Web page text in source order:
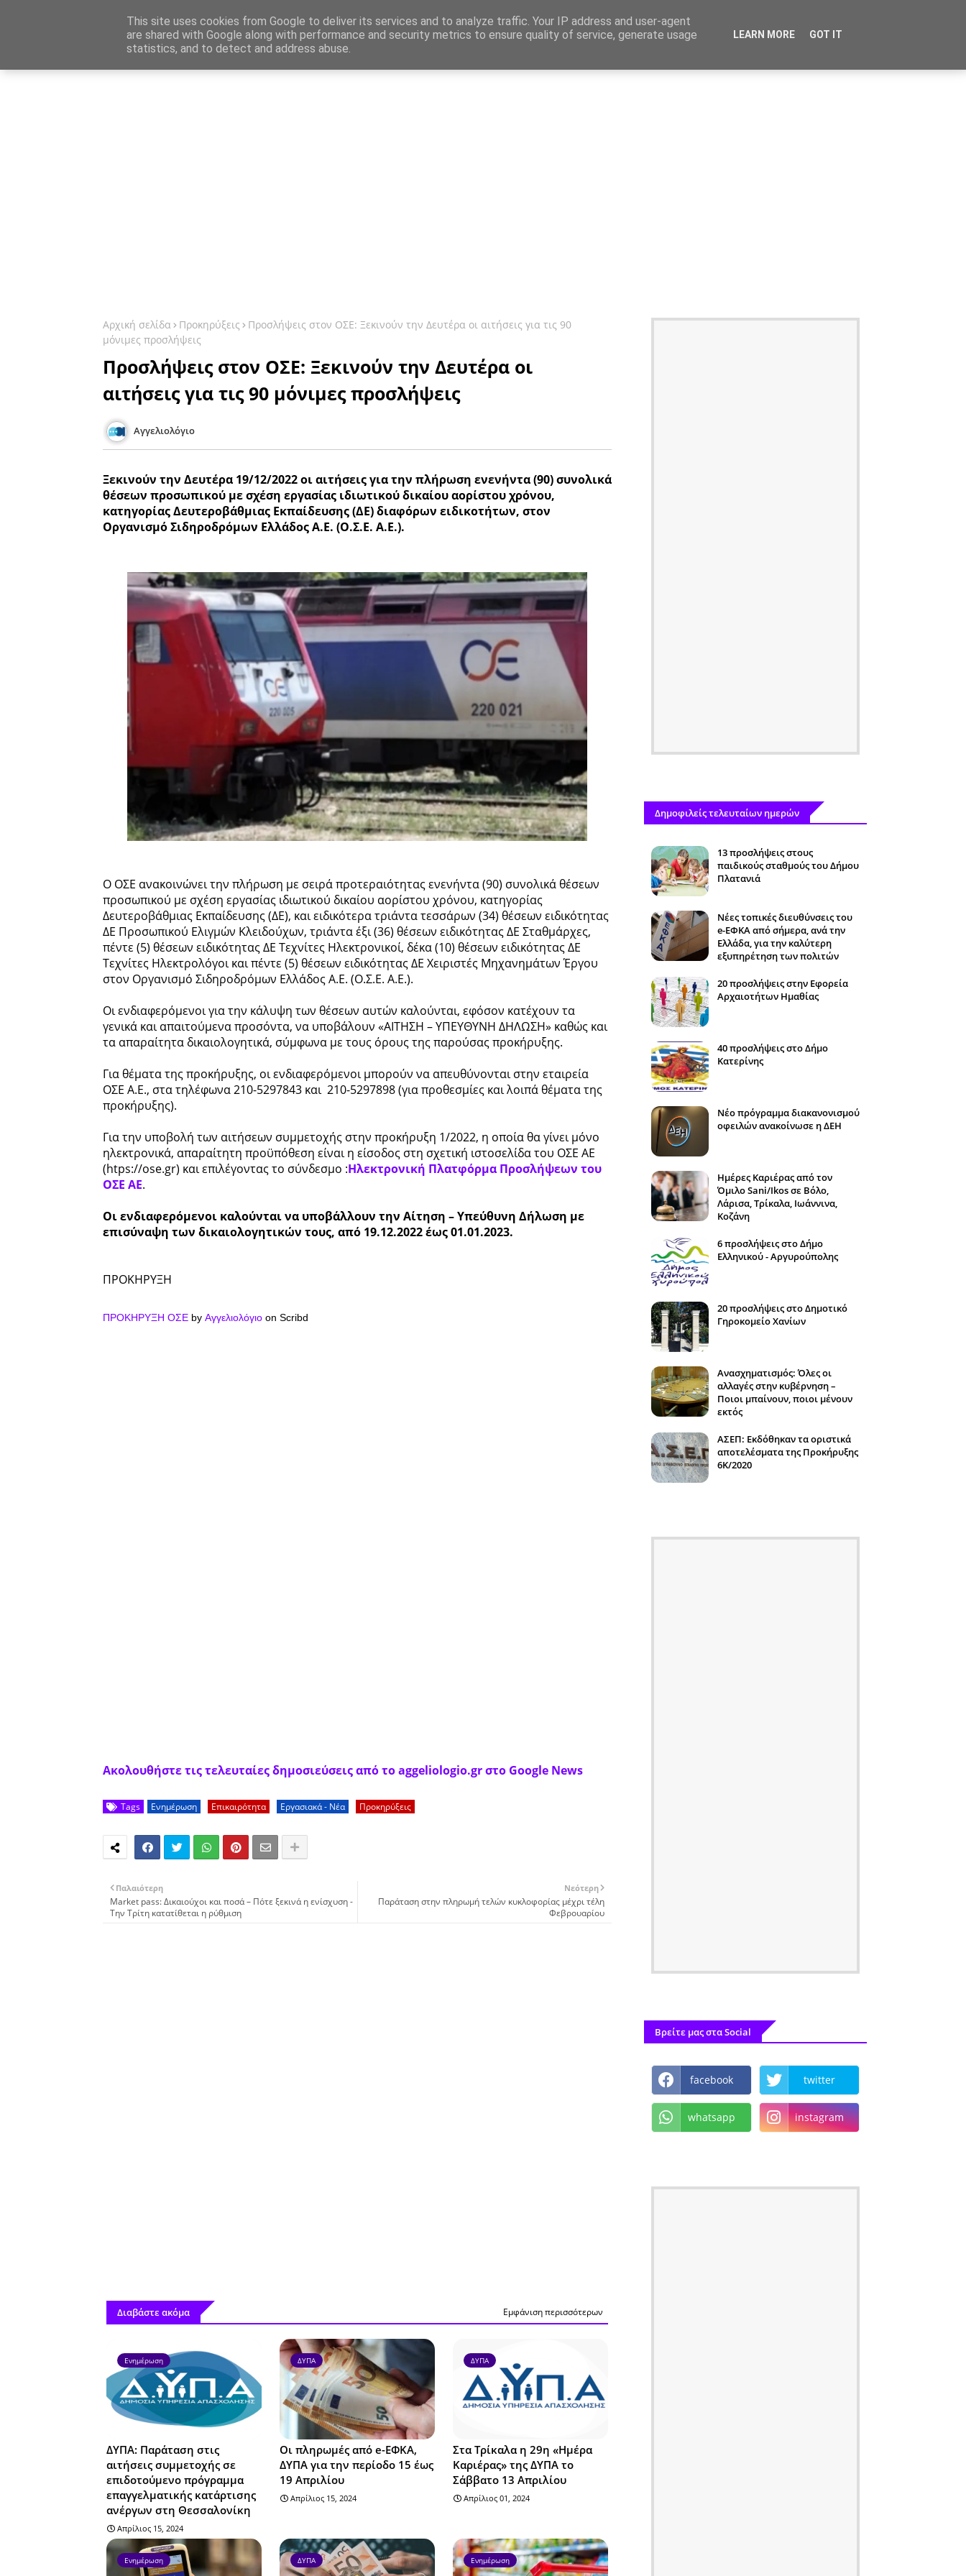
Καταχώρηση Αγγελίας Επικοινωνία Site Map
Ενημέρωση Αγγελίες Εργασίας
Αρχική σελίδα Προκηρύξεις
Προσλήψεις στον ΟΣΕ: Ξεκινούν την Δευτέρα οι αιτήσεις για τις 90
μόνιμες προσλήψεις
Προσλήψεις στον ΟΣΕ: Ξεκινούν την Δευτέρα οι
αιτήσεις για τις 90 μόνιμες προσλήψεις
Αγγελιολόγιο
Ξεκινούν την Δευτέρα 19/12/2022 οι αιτήσεις για την πλήρωση ενενήντα (90) συνολικά
θέσεων προσωπικού με σχέση εργασίας ιδιωτικού δικαίου αορίστου χρόνου,
κατηγορίας Δευτεροβάθμιας Εκπαίδευσης (ΔΕ) διαφόρων ειδικοτήτων, στον
Οργανισμό Σιδηροδρόμων Ελλάδος Α.Ε. (Ο.Σ.Ε. Α.Ε.).
Ο ΟΣΕ ανακοινώνει την πλήρωση με σειρά προτεραιότητας ενενήντα (90) συνολικά θέσεων
προσωπικού με σχέση εργασίας ιδιωτικού δικαίου αορίστου χρόνου, κατηγορίας
Δευτεροβάθμιας Εκπαίδευσης (ΔΕ), και ειδικότερα τριάντα τεσσάρων (34) θέσεων ειδικότητας
ΔΕ Προσωπικού Ελιγμών Κλειδούχων, τριάντα έξι (36) θέσεων ειδικότητας ΔΕ Σταθμάρχες,
πέντε (5) θέσεων ειδικότητας ΔΕ Τεχνίτες Ηλεκτρονικοί, δέκα (10) θέσεων ειδικότητας ΔΕ
Τεχνίτες Ηλεκτρολόγοι και πέντε (5) θέσεων ειδικότητας ΔΕ Χειριστές Μηχανημάτων Έργου
στον Οργανισμό Σιδηροδρόμων Ελλάδος Α.Ε. (Ο.Σ.Ε. Α.Ε.).
Οι ενδιαφερόμενοι για την κάλυψη των θέσεων αυτών καλούνται, εφόσον κατέχουν τα
γενικά και απαιτούμενα προσόντα, να υποβάλουν «ΑΙΤΗΣΗ – ΥΠΕΥΘΥΝΗ ΔΗΛΩΣΗ» καθώς και
τα απαραίτητα δικαιολογητικά, σύμφωνα με τους όρους της παρούσας προκήρυξης.
Για θέματα της προκήρυξης, οι ενδιαφερόμενοι μπορούν να απευθύνονται στην εταιρεία
ΟΣΕ Α.Ε., στα τηλέφωνα 210-5297843 και 210-5297898 (για προθεσμίες και λοιπά θέματα της
προκήρυξης).
Για την υποβολή των αιτήσεων συμμετοχής στην προκήρυξη 1/2022, η οποία θα γίνει μόνο
ηλεκτρονικά, απαραίτητη προϋπόθεση είναι η είσοδος στη σχετική ιστοσελίδα του ΟΣΕ ΑΕ
(htps://ose.gr) και επιλέγοντας το σύνδεσμο :Ηλεκτρονική Πλατφόρμα Προσλήψεων του
ΟΣΕ ΑΕ.
Οι ενδιαφερόμενοι καλούνται να υποβάλλουν την Αίτηση – Υπεύθυνη Δήλωση με
επισύναψη των δικαιολογητικών τους, από 19.12.2022 έως 01.01.2023.
ΠΡΟΚΗΡΥΞΗ
ΠΡΟΚΗΡΥΞΗ ΟΣΕ by Αγγελιολόγιο on Scribd
Ακολουθήστε τις τελευταίες δημοσιεύσεις από το aggeliologio.gr στο Google News
Tags Ενημέρωση Επικαιρότητα Εργασιακά - Νέα Προκηρύξεις
Νεότερη
Παράταση στην πληρωμή τελών κυκλοφορίας μέχρι τέλη
Φεβρουαρίου
Παλαιότερη
Market pass: Δικαιούχοι και ποσά – Πότε ξεκινά η ενίσχυση -
Την Τρίτη κατατίθεται η ρύθμιση
Διαβάστε ακόμα Εμφάνιση περισσότερων
Ενημέρωση
ΔΥΠΑ: Παράταση στις
αιτήσεις συμμετοχής σε
επιδοτούμενο πρόγραμμα
επαγγελματικής κατάρτισης
ανέργων στη Θεσσαλονίκη
Απρίλιος 15, 2024
ΔΥΠΑ
Οι πληρωμές από e-ΕΦΚΑ,
ΔΥΠΑ για την περίοδο 15 έως
19 Απριλίου
Απρίλιος 15, 2024
ΔΥΠΑ
Στα Τρίκαλα η 29η «Ημέρα
Καριέρας» της ΔΥΠΑ το
Σάββατο 13 Απριλίου
Απρίλιος 01, 2024
Ενημέρωση ΔΥΠΑ Ενημέρωση
Δημοφιλείς τελευταίων ημερών
13 προσλήψεις στους
παιδικούς σταθμούς του Δήμου
Πλατανιά
Νέες τοπικές διευθύνσεις του
e-ΕΦΚΑ από σήμερα, ανά την
Ελλάδα, για την καλύτερη
εξυπηρέτηση των πολιτών
20 προσλήψεις στην Εφορεία
Αρχαιοτήτων Ημαθίας
40 προσλήψεις στο Δήμο
Κατερίνης
Νέο πρόγραμμα διακανονισμού
οφειλών ανακοίνωσε η ΔΕΗ
Ημέρες Καριέρας από τον
Όμιλο Sani/Ikos σε Βόλο,
Λάρισα, Τρίκαλα, Ιωάννινα,
Κοζάνη
6 προσλήψεις στο Δήμο
Ελληνικού - Αργυρούπολης
20 προσλήψεις στο Δημοτικό
Γηροκομείο Χανίων
Ανασχηματισμός: Όλες οι
αλλαγές στην κυβέρνηση –
Ποιοι μπαίνουν, ποιοι μένουν
εκτός
ΑΣΕΠ: Εκδόθηκαν τα οριστικά
αποτελέσματα της Προκήρυξης
6Κ/2020
Βρείτε μας στα Social
facebook twitter
whatsapp instagram
This site uses cookies from Google to deliver its services and to analyze traffic. Your IP address and user-agent
are shared with Google along with performance and security metrics to ensure quality of service, generate usage
statistics, and to detect and address abuse.
LEARN MORE GOT IT